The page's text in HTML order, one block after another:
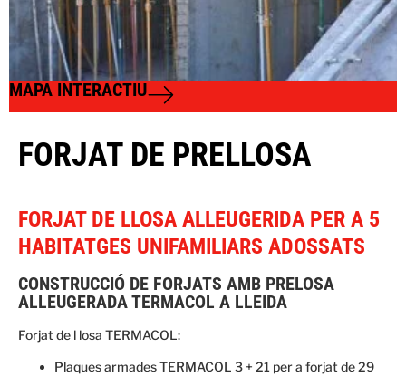
MAPA INTERACTIU
FORJAT DE PRELLOSA
FORJAT DE LLOSA ALLEUGERIDA PER A 5
HABITATGES UNIFAMILIARS ADOSSATS
CONSTRUCCIÓ DE FORJATS AMB PRELOSA
ALLEUGERADA TERMACOL A LLEIDA
Forjat de l losa TERMACOL:
Plaques armades TERMACOL 3 + 21 per a forjat de 29